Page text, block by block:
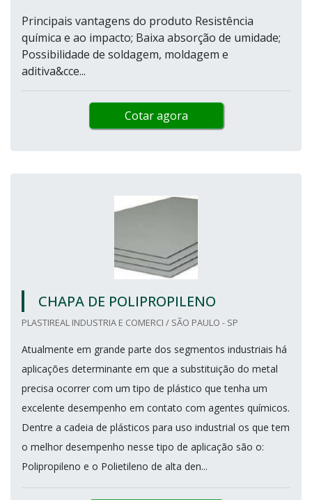
Principais vantagens do produto Resistência
química e ao impacto; Baixa absorção de umidade;
Possibilidade de soldagem, moldagem e
aditiva&cce...
Cotar agora
CHAPA DE POLIPROPILENO
PLASTIREAL INDUSTRIA E COMERCI / SÃO PAULO - SP
Atualmente em grande parte dos segmentos industriais há
aplicações determinante em que a substituição do metal
precisa ocorrer com um tipo de plástico que tenha um
excelente desempenho em contato com agentes químicos.
Dentre a cadeia de plásticos para uso industrial os que tem
o melhor desempenho nesse tipo de aplicação são o:
Polipropileno e o Polietileno de alta den...